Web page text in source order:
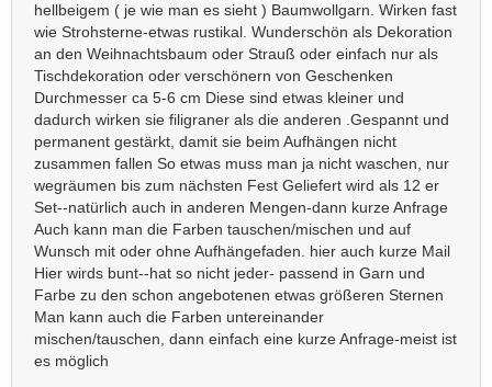
hellbeigem ( je wie man es sieht ) Baumwollgarn. Wirken fast
wie Strohsterne-etwas rustikal. Wunderschön als Dekoration
an den Weihnachtsbaum oder Strauß oder einfach nur als
Tischdekoration oder verschönern von Geschenken
Durchmesser ca 5-6 cm Diese sind etwas kleiner und
dadurch wirken sie filigraner als die anderen .Gespannt und
permanent gestärkt, damit sie beim Aufhängen nicht
zusammen fallen So etwas muss man ja nicht waschen, nur
wegräumen bis zum nächsten Fest Geliefert wird als 12 er
Set--natürlich auch in anderen Mengen-dann kurze Anfrage
Auch kann man die Farben tauschen/mischen und auf
Wunsch mit oder ohne Aufhängefaden. hier auch kurze Mail
Hier wirds bunt--hat so nicht jeder- passend in Garn und
Farbe zu den schon angebotenen etwas größeren Sternen
Man kann auch die Farben untereinander
mischen/tauschen, dann einfach eine kurze Anfrage-meist ist
es möglich